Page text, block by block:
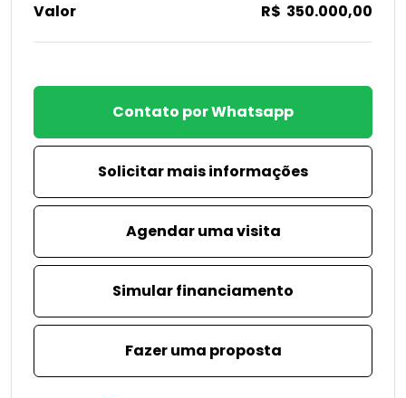
Valor R$ 350.000,00
Contato por Whatsapp
Solicitar mais informações
Agendar uma visita
Simular financiamento
Fazer uma proposta